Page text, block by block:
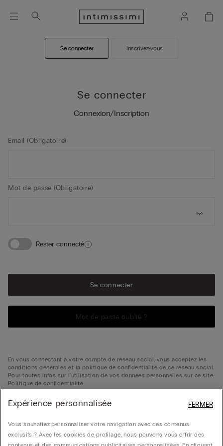
Se connecter Inscrivez-vous
Se connecter
Connexion/Inscription
Email (Obligatoire)
Mot de passe (Obligatoire)
Rester connecté
Se connecter
Mot de passe oublié ?
En vous connectant à votre compte de réseau social, vous acceptez les
conditions générales et la politique de confidentialité de ce réseau social.
Pour toutes infos sur l'utilisation de vos données personnelles sur ce site,
Politique de confidentialité
Pas encore inscrit ?
Expérience personnalisée
Vous souhaitez personnaliser votre navigation avec des contenus
exclusifs ? Avec les cookies de profilage, nous pouvons vous offrir des
FERMER